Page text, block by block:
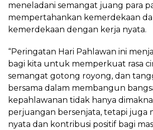
meneladani semangat juang para
mempertahankan kemerdekaan
kemerdekaan dengan kerja nyata.
“Peringatan Hari Pahlawan ini
bagi kita untuk memperkuat rasa
semangat gotong royong, dan
bersama dalam membangun
kepahlawanan tidak hanya
perjuangan bersenjata, tetapi juga
nyata dan kontribusi positif bagi